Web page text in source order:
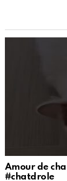
Amour de
#chatdrole